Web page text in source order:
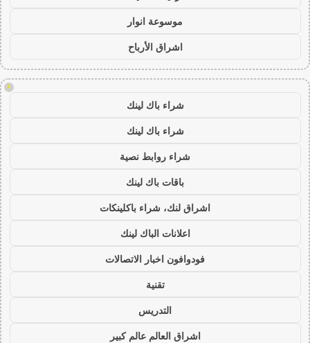
موسوعة انوار
اشراق الأرباح
!
شراء باك لينك
شراء باك لينك
شراء روابط نصية
باقات باك لينك
اشراق لنك، شراء باكلينكات
اعلانات الباك لينك
فودوافون اخبار الاتصالات
تقنية
التدريس
اشراق العالم عالم كبير